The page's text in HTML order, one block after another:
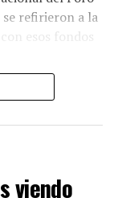
refirieron a la
esos fondos
viendo